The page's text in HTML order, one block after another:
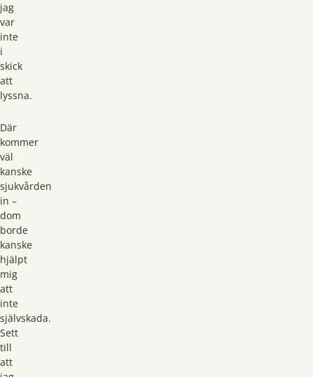
jag
var
inte
i
skick
att
lyssna.
Där
kommer
väl
kanske
sjukvården
in –
dom
borde
kanske
hjälpt
mig
att
inte
självskada.
Sett
till
att